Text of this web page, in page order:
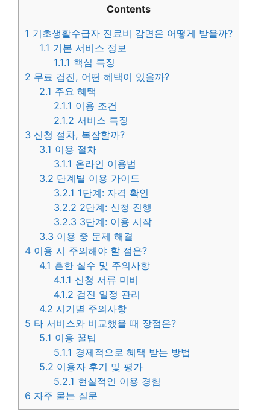
Contents
1 기초생활수급자 진료비 감면은 어떻게 받을까?
1.1 기본 서비스 정보
1.1.1 핵심 특징
2 무료 검진, 어떤 혜택이 있을까?
2.1 주요 혜택
2.1.1 이용 조건
2.1.2 서비스 특징
3 신청 절차, 복잡할까?
3.1 이용 절차
3.1.1 온라인 이용법
3.2 단계별 이용 가이드
3.2.1 1단계: 자격 확인
3.2.2 2단계: 신청 진행
3.2.3 3단계: 이용 시작
3.3 이용 중 문제 해결
4 이용 시 주의해야 할 점은?
4.1 흔한 실수 및 주의사항
4.1.1 신청 서류 미비
4.1.2 검진 일정 관리
4.2 시기별 주의사항
5 타 서비스와 비교했을 때 장점은?
5.1 이용 꿀팁
5.1.1 경제적으로 혜택 받는 방법
5.2 이용자 후기 및 평가
5.2.1 현실적인 이용 경험
6 자주 묻는 질문